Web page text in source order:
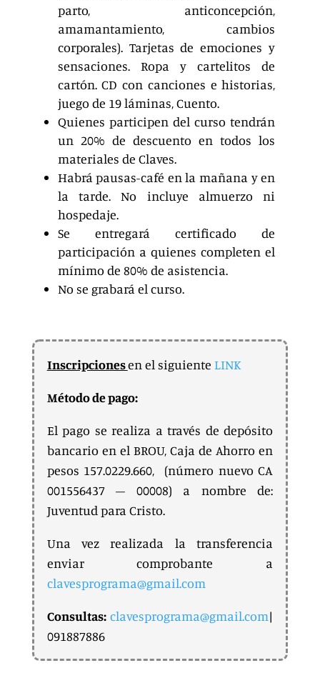
parto, anticoncepción,
amamantamiento, cambios
corporales). Tarjetas de emociones y
sensaciones. Ropa y cartelitos de
cartón. CD con canciones e historias,
juego de 19 láminas, Cuento.
Quienes participen del curso tendrán
un 20% de descuento en todos los
materiales de Claves.
Habrá pausas-café en la mañana y en
la tarde. No incluye almuerzo ni
hospedaje.
Se entregará certificado de
participación a quienes completen el
mínimo de 80% de asistencia.
No se grabará el curso.
Inscripcionesen el siguiente LINK
Método de pago:
El pago se realiza a través de depósito
bancario en el BROU, Caja de Ahorro en
pesos 157.0229.660, (número nuevo CA
001556437 – 00008) a nombre de:
Juventud para Cristo.
Una vez realizada la transferencia
enviar comprobante a
clavesprograma@gmail.com
Consultas: clavesprograma@gmail.com|
091887886